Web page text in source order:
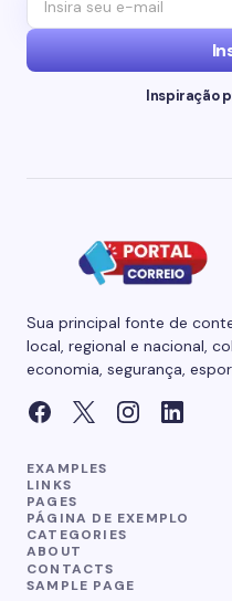
Inspiração
Sua principal fonte de
local, regional e nacional,
economia, segurança,
EXAMPLES
LINKS
PAGES
PÁGINA DE EXEMPLO
CATEGORIES
ABOUT
CONTACTS
SAMPLE PAGE